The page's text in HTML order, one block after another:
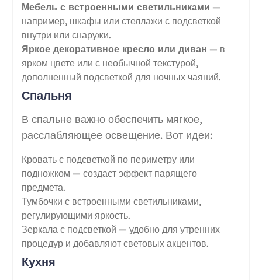
Мебель с встроенными светильниками —
например, шкафы или стеллажи с подсветкой
внутри или снаружи.
Яркое декоративное кресло или диван — в
ярком цвете или с необычной текстурой,
дополненный подсветкой для ночных чаяний.
Спальня
В спальне важно обеспечить мягкое,
расслабляющее освещение. Вот идеи:
Кровать с подсветкой по периметру или
подножком — создаст эффект парящего
предмета.
Тумбочки с встроенными светильниками,
регулирующими яркость.
Зеркала с подсветкой — удобно для утренних
процедур и добавляют световых акцентов.
Кухня